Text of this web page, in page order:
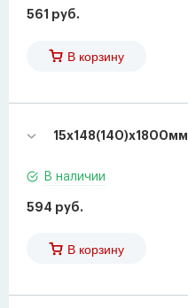
561 руб.
В корзину
15х148(140)х1800мм
В наличии
594 руб.
В корзину